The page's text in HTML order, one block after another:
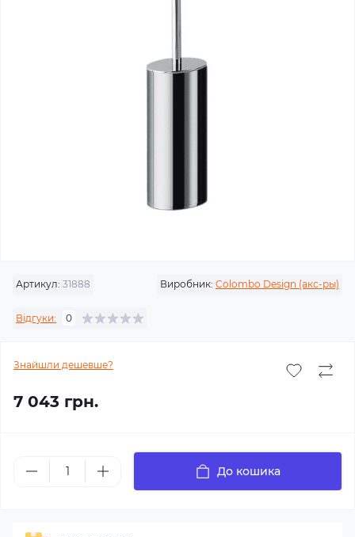
Артикул: 31888 Виробник: Colombo Design (акс-ры)
Відгуки: 0
Знайшли дешевше?
7 043 грн.
До кошика